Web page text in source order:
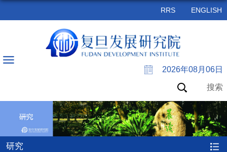
RRS ENGLISH
2026年08月06日
搜索
研究